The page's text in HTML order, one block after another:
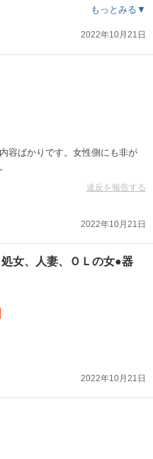
もっとみる▼
2022年10月21日
容ばかりです。女性側にも非が
違反を報告する
2022年10月21日
女、人妻、ＯＬの女●器
2022年10月21日